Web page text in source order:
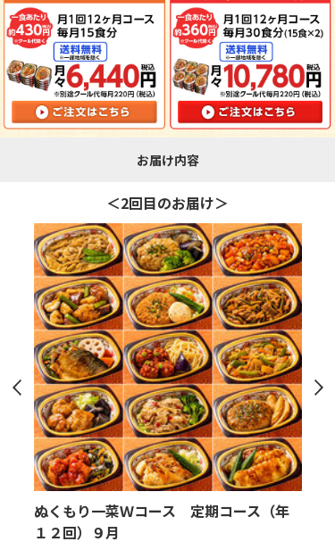
お届け内容
＜2回目のお届け＞
ぬくもり一菜Ｗコース 定期コース（年
１２回）９月